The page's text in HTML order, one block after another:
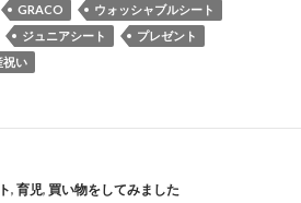
GRACO
ウォッシャブルシート
ジュニアシート
プレゼント
祝い
, 育児, 買い物をしてみました